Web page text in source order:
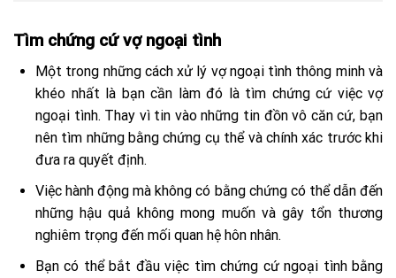
Tìm chứng cứ vợ ngoại tình
Một trong những cách xử lý vợ ngoại tình thông minh và
khéo nhất là bạn cần làm đó là tìm chứng cứ việc vợ
ngoại tình. Thay vì tin vào những tin đồn vô căn cứ, bạn
nên tìm những bằng chứng cụ thể và chính xác trước khi
đưa ra quyết định.
Việc hành động mà không có bằng chứng có thể dẫn đến
những hậu quả không mong muốn và gây tổn thương
nghiêm trọng đến mối quan hệ hôn nhân.
Bạn có thể bắt đầu việc tìm chứng cứ ngoại tình bằng